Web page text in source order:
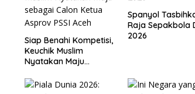
Siap Benahi Kompetisi,
Keuchik Muslim
Nyatakan Maju
Asprov PSSI Aceh
Spanyol
Raja Sepakbola
2026